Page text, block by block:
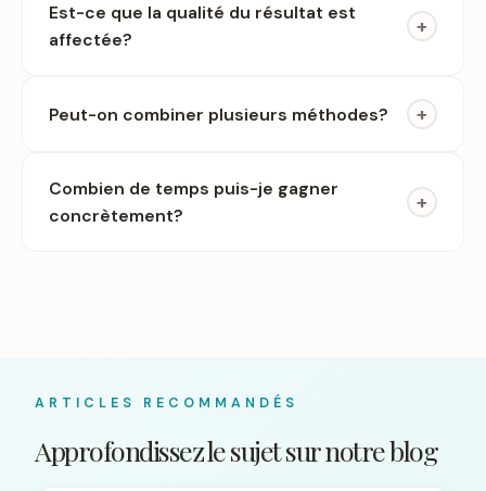
Est-ce que la qualité du résultat est
affectée?
+
Peut-on combiner plusieurs méthodes? +
Combien de temps puis-je gagner
concrètement?
+
ARTICLES RECOMMANDÉS
Approfondissez le sujet sur notre blog